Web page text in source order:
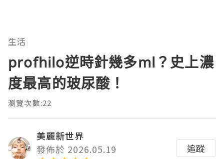
生活
profhilo逆時針幾多ml？史上濃
度最高的玻尿酸！
瀏覽次數:22
美麗新世界
發佈於 2026.05.19
追蹤